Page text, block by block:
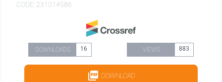
CODE: 231014586
DOWNLOADS 16 VIEWS 883
DOWNLOAD